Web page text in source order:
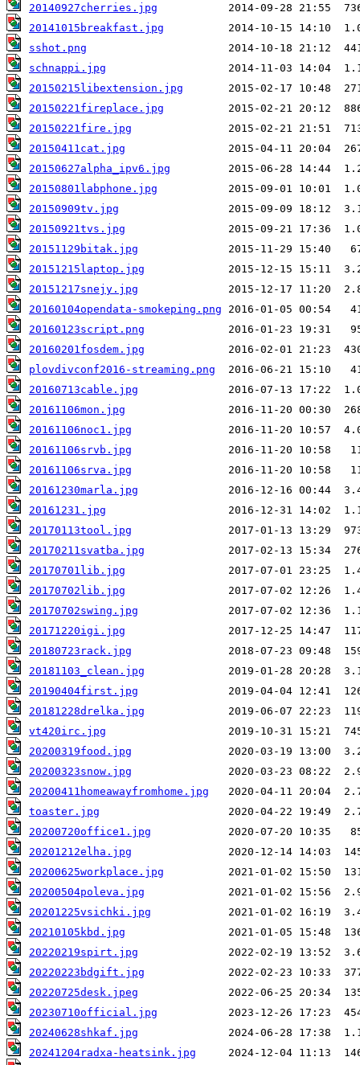
20140927cherries.jpg
20141015breakfast.jpg
sshot.png
schnappi.jpg
20150215libextension.jpg
20150221fireplace.jpg
20150221fire.jpg
20150411cat.jpg
20150627alpha_ipv6.jpg
20150801labphone.jpg
20150909tv.jpg
20150921tvs.jpg
20151129bitak.jpg
20151215laptop.jpg
20151217snejy.jpg
20160104opendata-smokeping.png
20160123script.png
20160201fosdem.jpg
plovdivconf2016-streaming.png
20160713cable.jpg
20161106mon.jpg
20161106noc1.jpg
20161106srvb.jpg
20161106srva.jpg
20161230marla.jpg
20161231.jpg
20170113tool.jpg
20170211svatba.jpg
20170701lib.jpg
20170702lib.jpg
20170702swing.jpg
20171220igi.jpg
20180723rack.jpg
20181103_clean.jpg
20190404first.jpg
20181228drelka.jpg
vt420irc.jpg
20200319food.jpg
20200323snow.jpg
20200411homeawayfromhome.jpg
toaster.jpg
20200720office1.jpg
20201212elha.jpg
20200625workplace.jpg
20200504poleva.jpg
20201225vsichki.jpg
20210105kbd.jpg
20220219spirt.jpg
20220223bdgift.jpg
20220725desk.jpeg
20230710official.jpg
20240628shkaf.jpg
20241204radxa-heatsink.jpg